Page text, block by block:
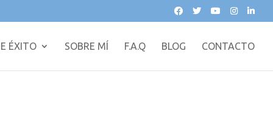
ÉXITO SOBRE MÍ F.A.Q BLOG CONTACTO